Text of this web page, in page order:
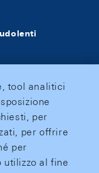
tool analitici
per
per offrire
per
utilizzo al fine